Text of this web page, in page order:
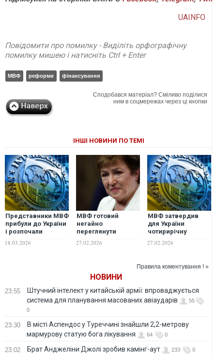
UAINFO
Повідомити про помилку - Виділіть орфографічну
помилку мишею і натисніть Ctrl + Enter
МВФ реформи фінансування
Сподобався матеріал? Сміливо поділися
ним в соцмережах через ці кнопки
ІНШІ НОВИНИ ПО ТЕМІ
Представники МВФ
прибули до України
і розпочали
реформ
18.03.2026
МВФ готовий
негайно
переглянути
фінансування
Георгієва
27.02.2026
МВФ затвердив
для України
чотирирічну
фінансування на
27.02.2026
Правила коментування ! »
НОВИНИ
23:55
Штучний інтелект у китайській армії: впроваджується
система для планування масованих авіаударів
55
0
23:30
В місті Аспендос у Туреччині знайшли 2,2-метрову
мармурову статую бога лікування
64 0
23:02 Брат Анджеліни Джолі зробив камінг-аут 233 0